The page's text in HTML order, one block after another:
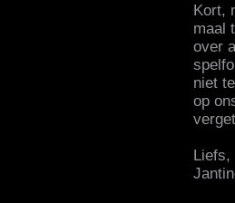
Kort,
maal
over
niet
op
Liefs,